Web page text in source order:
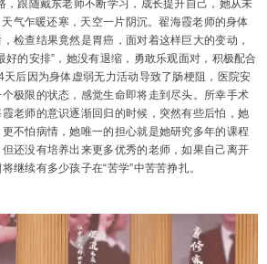
，跟随戴东老师不断学习，成长提升自己，她从未
气乍暖还寒，天空一片阴沉。翟海霞老师的身体
检查结果竟然是胃癌，面对着这样巨大的变动，
好的安排”，她没有退缩，勇敢乐观面对，积极配合
后因为身体虚弱无力活动导致了肠梗阻，医院安
极限的状态，感觉生命即将走到尽头。所幸手术
老师的意识逐渐回归的时候，突然有些后怕，她
不怕病情，她唯一的担心就是她研究多年的课程
还没有培养出来更多优秀的老师，如果自己离开
继续有多少孩子在“苦学”中苦苦挣扎。